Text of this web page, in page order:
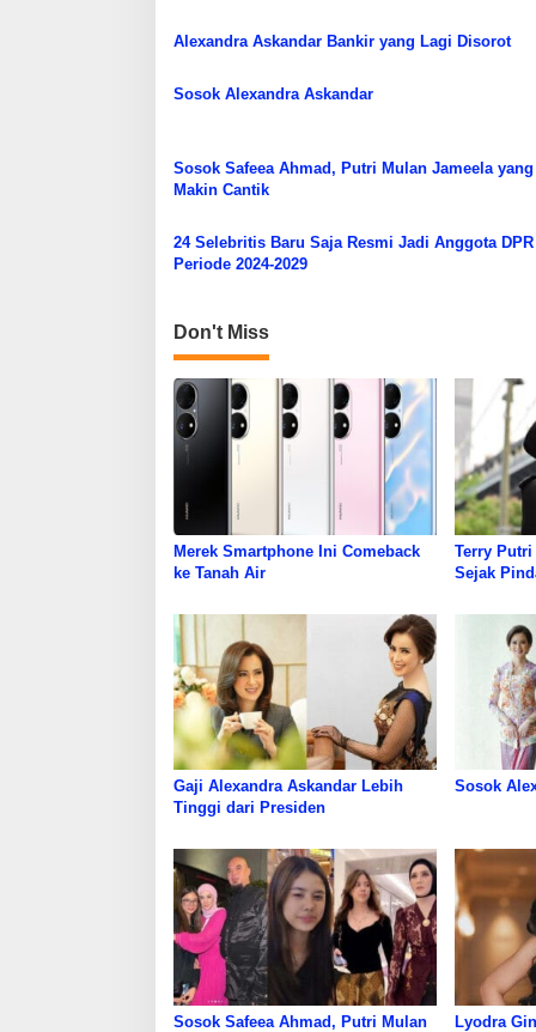
Alexandra Askandar Bankir yang Lagi Disorot
Sosok Alexandra Askandar
Sosok Safeea Ahmad, Putri Mulan Jameela
Makin Cantik
24 Selebritis Baru Saja Resmi Jadi Anggota DPR
Periode 2024-2029
Don't Miss
Merek Smartphone Ini Comeback
ke Tanah Air
Terry
Sejak
Gaji Alexandra Askandar Lebih
Tinggi dari Presiden
Sosok
Sosok Safeea Ahmad, Putri Mulan
Lyodra